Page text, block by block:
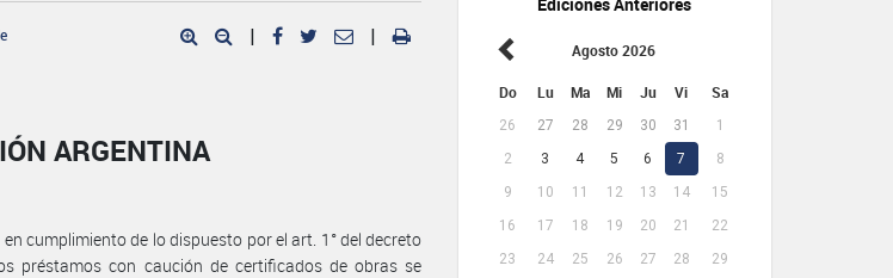
Ediciones Anteriores
Agosto 2026
Do Lu Ma Mi Ju Vi Sa
26 27 28 29 30 31
1
2
3 4 5 6 7
8
9
10 11 12 13 14
15
16
17 18 19 20 21
22
23
24 25 26 27 28
29
| |
ARGENTINA
cumplimiento de lo dispuesto por el art. 1° del decreto
préstamos con caución de certificados de obras se